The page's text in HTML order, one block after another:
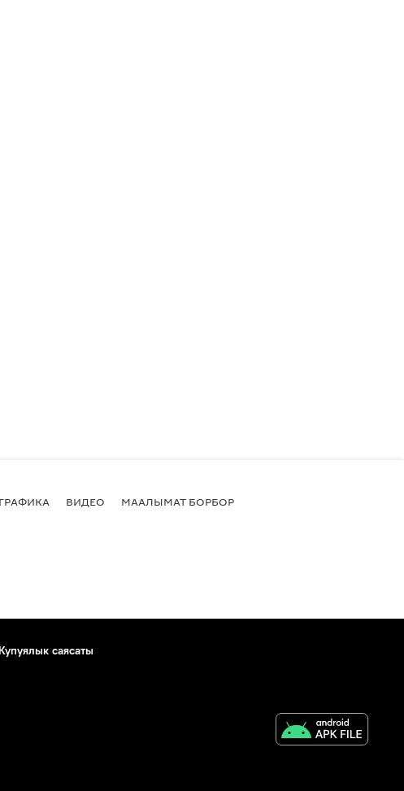
ВИДЕО МААЛЫМАТ БОРБОР
Купуялык саясаты